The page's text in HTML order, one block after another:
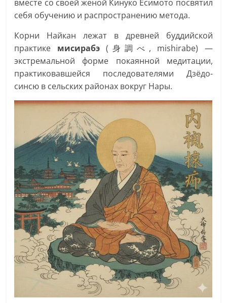
вместе со своей женой Кинуко Ёсимото посвятил
себя обучению и распространению метода.
Корни Найкан лежат в древней буддийской
практике мисирабэ(身調べ, mishirabe) —
экстремальной форме покаянной медитации,
практиковавшейся последователями Дзёдо-
синсю в сельских районах вокруг Нары.